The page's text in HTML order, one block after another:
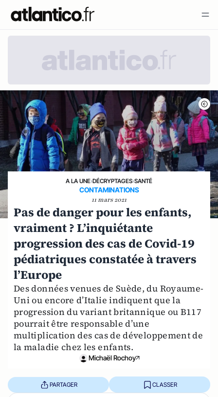
A LA UNE›DÉCRYPTAGES›SANTÉ
CONTAMINATIONS
11 mars 2021
Pas de danger pour les enfants,
vraiment ? L’inquiétante
progression des cas de Covid-19
pédiatriques constatée à travers
l’Europe
Des données venues de Suède, du Royaume-
Uni ou encore d’Italie indiquent que la
progression du variant britannique ou B117
pourrait être responsable d’une
multiplication des cas de développement de
la maladie chez les enfants.
Michaël Rochoy
PARTAGER CLASSER